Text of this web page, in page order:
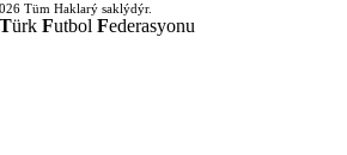
Tüm Haklarý saklýdýr.
Türk Futbol Federasyonu